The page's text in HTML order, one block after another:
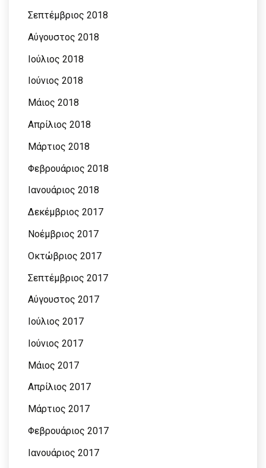
Σεπτέμβριος 2018
Αύγουστος 2018
Ιούλιος 2018
Ιούνιος 2018
Μάιος 2018
Απρίλιος 2018
Μάρτιος 2018
Φεβρουάριος 2018
Ιανουάριος 2018
Δεκέμβριος 2017
Νοέμβριος 2017
Οκτώβριος 2017
Σεπτέμβριος 2017
Αύγουστος 2017
Ιούλιος 2017
Ιούνιος 2017
Μάιος 2017
Απρίλιος 2017
Μάρτιος 2017
Φεβρουάριος 2017
Ιανουάριος 2017